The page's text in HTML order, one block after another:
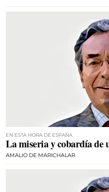
EN ESTA HORA DE ESPAÑA
La miseria y cobardía de
AMALIO DE MARICHALAR